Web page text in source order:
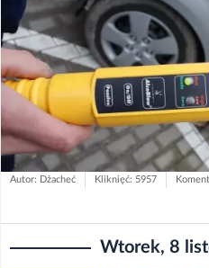
Autor: Dżacheć Kliknięć: 5957
Wtorek, 8